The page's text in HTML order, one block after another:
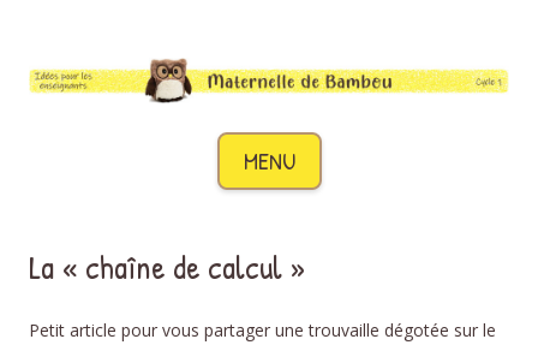
MENU
Aller au contenu
La « chaîne de calcul »
Petit article pour vous partager une trouvaille dégotée sur le